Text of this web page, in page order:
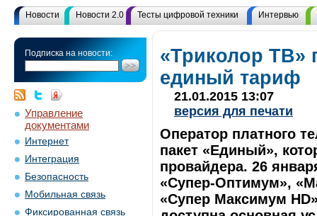
Новости Новости 2.0 Тесты цифровой техники Интервью
Подписка на новости:
Управление
документами
Интернет
Интеграция
Безопасность
Мобильная связь
Фиксированная связь
«Триколор ТВ»
единый тариф
21.01.2015 13:07
версия для печати
Оператор платного
пакет «Единый»,
провайдера. 26
«Супер-Оптимум»,
«Супер Максимум